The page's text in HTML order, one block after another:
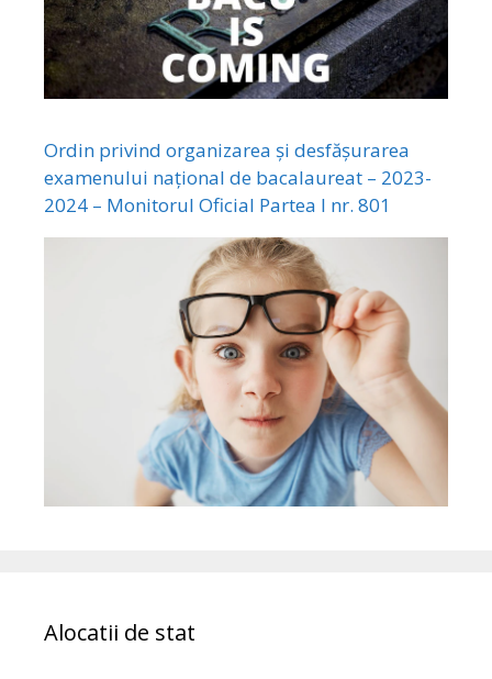
Ordin privind organizarea și desfășurarea
examenului național de bacalaureat – 2023-
2024 – Monitorul Oficial Partea I nr. 801
Alocatii de stat